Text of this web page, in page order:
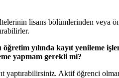
lisans bölümlerinden veya
yılında kayıt yenileme
yapmam gerekli mi?
yaptırabilirsiniz. Aktif öğrenci